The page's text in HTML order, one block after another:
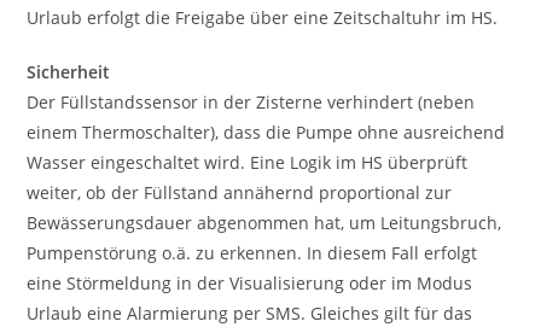
Urlaub erfolgt die Freigabe über eine Zeitschaltuhr im HS.
Sicherheit
Der Füllstandssensor in der Zisterne verhindert (neben
einem Thermoschalter), dass die Pumpe ohne ausreichend
Wasser eingeschaltet wird. Eine Logik im HS überprüft
weiter, ob der Füllstand annähernd proportional zur
Bewässerungsdauer abgenommen hat, um Leitungsbruch,
Pumpenstörung o.ä. zu erkennen. In diesem Fall erfolgt
eine Störmeldung in der Visualisierung oder im Modus
Urlaub eine Alarmierung per SMS. Gleiches gilt für das